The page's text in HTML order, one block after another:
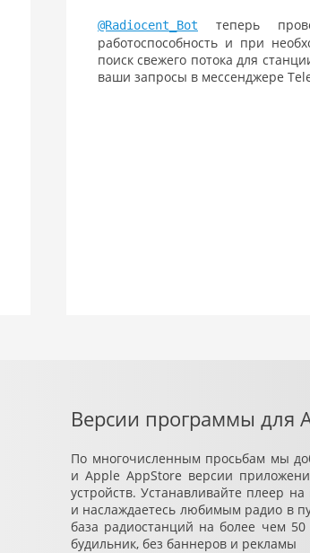
@Radiocent_Bot
теперь
работоспособность и при
поиск свежего потока для
ваши запросы в мессенджере
Версии программы для
По многочисленным просьбам мы
и Apple AppStore версии
устройств. Устанавливайте плеер
и наслаждаетесь любимым радио в
база радиостанций на более чем 50
будильник, без баннеров и рекламы